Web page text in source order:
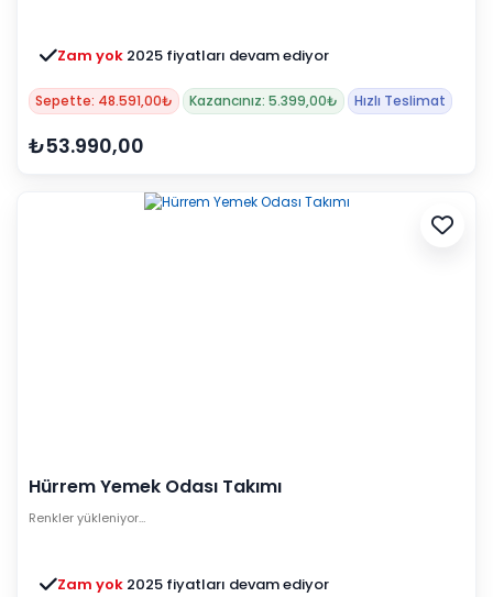
Zam yok 2025 fiyatları devam ediyor
Sepette: 48.591,00₺ Kazancınız: 5.399,00₺ Hızlı Teslimat
₺53.990,00
Hürrem Yemek Odası Takımı
Renkler yükleniyor…
Zam yok 2025 fiyatları devam ediyor